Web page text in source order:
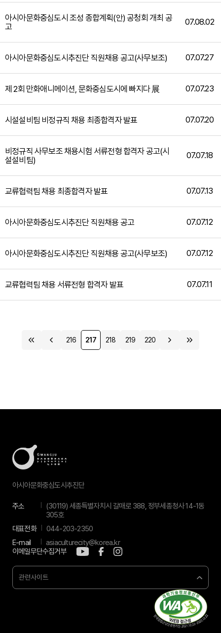
아시아문화중심도시 조성 종합계획(안) 공청회 개최 공
고
07.08.02
아시아문화중심도시추진단 직원채용 공고(사무보조) 07.07.27
제 2회 만화애니메이션, 문화중심도시에 빠지다 展 07.07.23
시설설비팀 비정규직 채용 최종합격자 발표 07.07.20
비정규직 사무보조 채용시험 서류전형 합격자 공고(시
설설비팀)
07.07.18
교류협력팀 채용 최종합격자 발표 07.07.13
아시아문화중심도시추진단 직원채용 공고 07.07.12
아시아문화중심도시추진단 직원채용 공고(사무보조) 07.07.12
교류협력팀 채용 서류전형 합격자 발표 07.07.11
216 217 218 219 220
아시아문화중심도시추진단
주소
(30119) 세종특별자치시 갈매로 388, 정부세종청사 14-1동
305호
대표전화
044-203-2350
E-mail
asiaculturecity@korea.kr
이메일무단수집거부
관련사이트